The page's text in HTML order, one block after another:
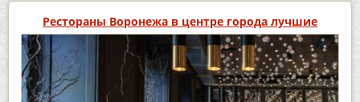
Рестораны Воронежа в центре города лучшие